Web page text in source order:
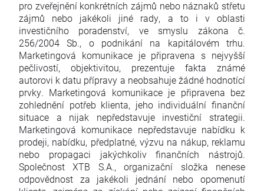
pro zveřejnění konkrétních zájmů nebo náznaků střetu
zájmů nebo jakékoli jiné rady, a to i v oblasti
investičního poradenství, ve smyslu zákona č.
256/2004 Sb., o podnikání na kapitálovém trhu.
Marketingová komunikace je připravena s nejvyšší
pečlivostí, objektivitou, prezentuje fakta známé
autorovi k datu přípravy a neobsahuje žádné hodnotící
prvky. Marketingová komunikace je připravena bez
zohlednění potřeb klienta, jeho individuální finanční
situace a nijak nepředstavuje investiční strategii.
Marketingová komunikace nepředstavuje nabídku k
prodeji, nabídku, předplatné, výzvu na nákup, reklamu
nebo propagaci jakýchkoliv finančních nástrojů.
Společnost XTB S.A., organizační složka nenese
odpovědnost za jakékoli jednání nebo opomenutí